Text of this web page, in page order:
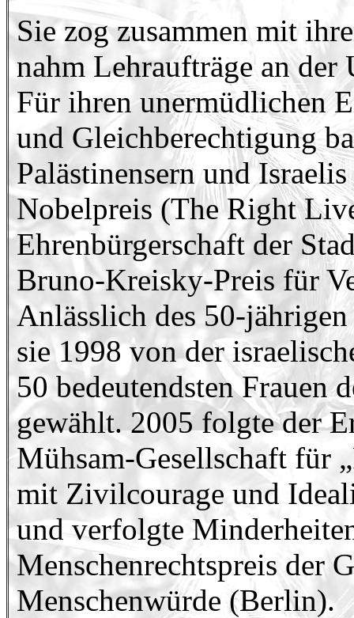
Sie zog zusammen mit
nahm Lehraufträge an der
Für ihren unermüdlichen
und Gleichberechtigung
Palästinensern und
Nobelpreis (The Right
Ehrenbürgerschaft der
Bruno-Kreisky-Preis für
Anlässlich des 50-jährigen
sie 1998 von der
50 bedeutendsten Frauen
gewählt. 2005 folgte der
Mühsam-Gesellschaft für
mit Zivilcourage und
und verfolgte
Menschenrechtspreis der
Menschenwürde (Berlin).